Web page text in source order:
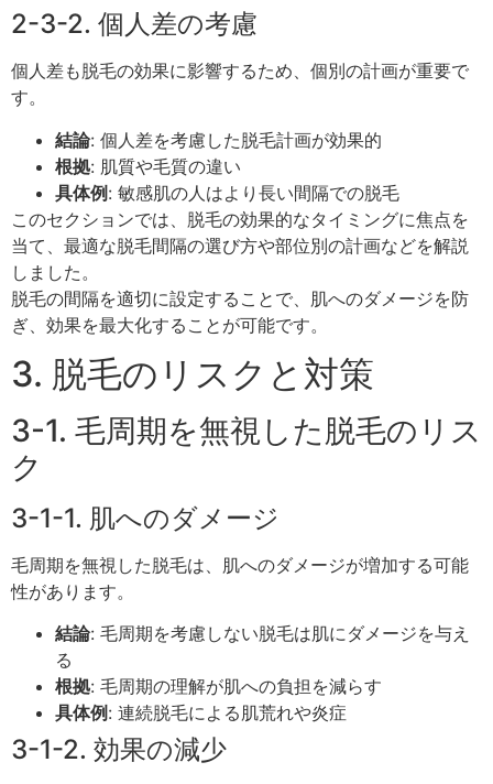
2-3-2. 個人差の考慮
個人差も脱毛の効果に影響するため、個別の計画が重要で
す。
結論: 個人差を考慮した脱毛計画が効果的
根拠: 肌質や毛質の違い
具体例: 敏感肌の人はより長い間隔での脱毛
このセクションでは、脱毛の効果的なタイミングに焦点を
当て、最適な脱毛間隔の選び方や部位別の計画などを解説
しました。
脱毛の間隔を適切に設定することで、肌へのダメージを防
ぎ、効果を最大化することが可能です。
3. 脱毛のリスクと対策
3-1. 毛周期を無視した脱毛のリス
ク
3-1-1. 肌へのダメージ
毛周期を無視した脱毛は、肌へのダメージが増加する可能
性があります。
結論: 毛周期を考慮しない脱毛は肌にダメージを与え
る
根拠: 毛周期の理解が肌への負担を減らす
具体例 : 連続脱毛による肌荒れや炎症
3-1-2. 効果の減少